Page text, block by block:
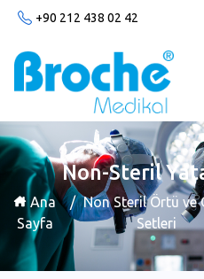
+90 212 438 02 42
Non-Steril
Ana
Sayfa
/ Non Steril Örtü ve
Setleri